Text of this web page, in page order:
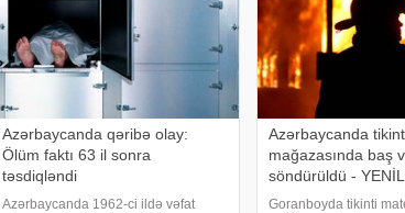
Azərbaycanda qəribə olay:
Ölüm faktı 63 il sonra
təsdiqləndi
Azərbaycanda 1962-ci ildə vəfat
Azərbaycanda
mağazasında baş
söndürüldü -
Goranboyda tikinti